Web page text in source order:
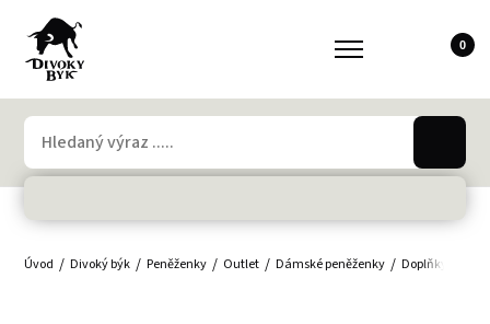
0
Úvod Divoký býk Peněženky Outlet Dámské peněženky Doplňky